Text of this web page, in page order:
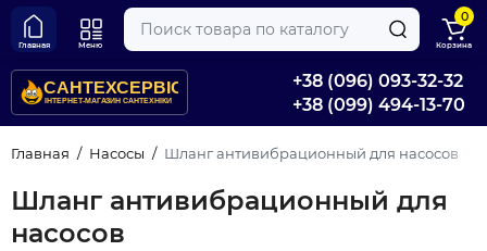
+38 (096) 093-32-32
+38 (099) 494-13-70
Главная Меню
0
Корзина
Главная Насосы Шланг антивибрационный для насосов
Шланг антивибрационный для
насосов